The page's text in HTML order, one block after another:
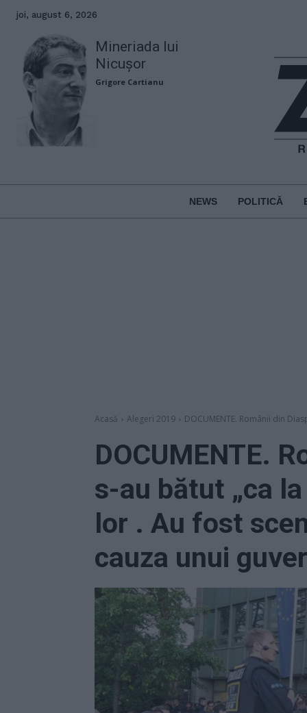
joi, august 6, 2026
Mineriada lui
Nicușor
Grigore Cartianu
NEWS POLITICĂ
Acasă Alegeri 2019 DOCUMENTE. Românii din
DOCUMENTE.
s-au bătut „ca
lor . Au fost
cauza unui